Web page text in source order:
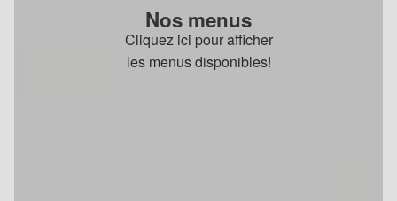
Nos menus
Cliquez ici pour afficher
les menus disponibles!